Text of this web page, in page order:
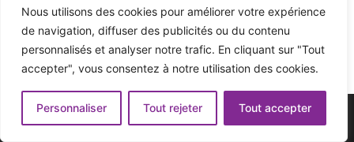
Nous utilisons des cookies pour améliorer votre expérience
de navigation, diffuser des publicités ou du contenu
personnalisés et analyser notre trafic. En cliquant sur "Tout
accepter", vous consentez à notre utilisation des cookies.
Personnaliser Tout rejeter Tout accepter
Afroman poursuit un policier de l'Ohio après la
victoire du jury en diffamation
© 2026 - Pop'n Music -